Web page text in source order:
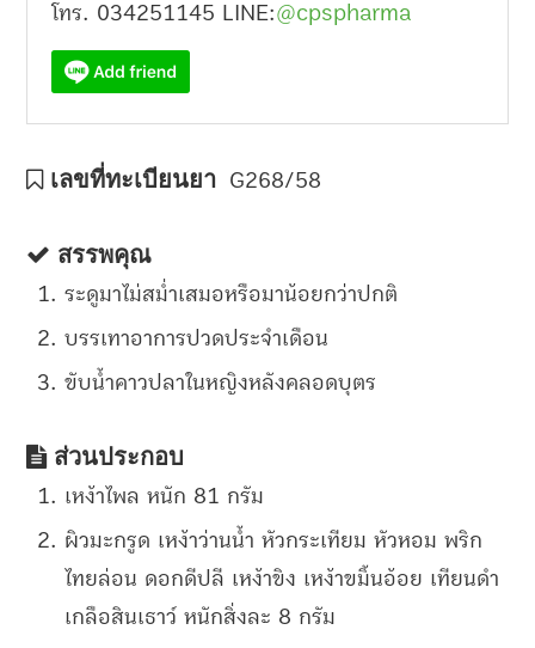
โทร. 034251145 LINE:@cpspharma
เลขที่ทะเบียนยา G268/58
สรรพคุณ
ระดูมาไม่สม่ำเสมอหรือมาน้อยกว่าปกติ
บรรเทาอาการปวดประจำเดือน
ขับน้ำคาวปลาในหญิงหลังคลอดบุตร
ส่วนประกอบ
เหง้าไพล หนัก 81 กรัม
ผิวมะกรูด เหง้าว่านน้ำ หัวกระเทียม หัวหอม พริก
ไทยล่อน ดอกดีปลี เหง้าขิง เหง้าขมิ้นอ้อย เทียนดำ
เกลือสินเธาว์ หนักสิ่งละ 8 กรัม